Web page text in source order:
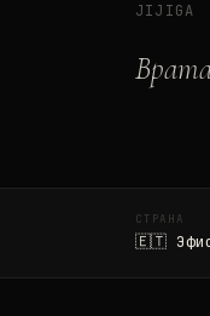
JIJIGA
СТРАНА
🇪🇹